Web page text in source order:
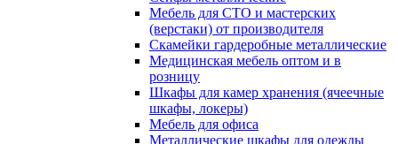
Мебель для СТО и мастерских
(верстаки) от производителя
Скамейки гардеробные металлические
Медицинская мебель оптом и в
розницу
Шкафы для камер хранения (ячеечные
шкафы, локеры)
Мебель для офиса
Металлические шкафы для одежды